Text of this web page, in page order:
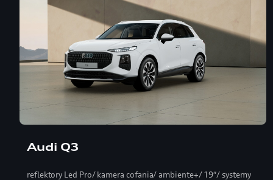
Audi Q3
reflektory Led Pro/ kamera cofania/ ambiente+/ 19″/ systemy